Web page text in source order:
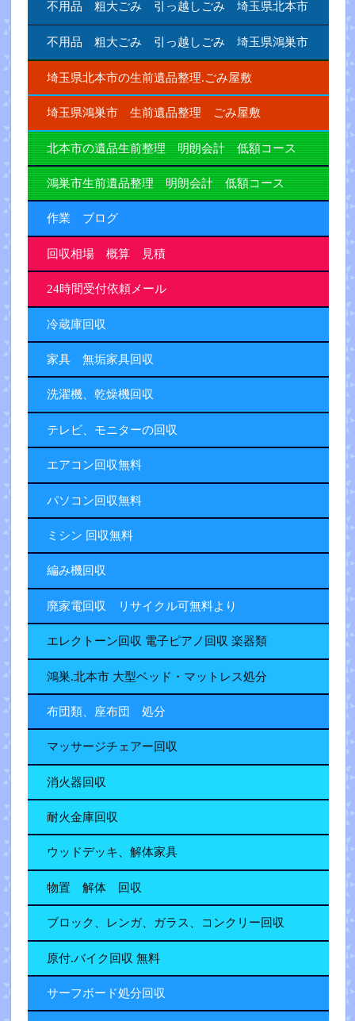
不用品 粗大ごみ 引っ越しごみ 埼玉県北本市
不用品 粗大ごみ 引っ越しごみ 埼玉県鴻巣市
埼玉県北本市の生前遺品整理.ごみ屋敷
埼玉県鴻巣市 生前遺品整理 ごみ屋敷
北本市の遺品生前整理 明朗会計 低額コース
鴻巣市生前遺品整理 明朗会計 低額コース
作業 ブログ
回収相場 概算 見積
24時間受付依頼メール
冷蔵庫回収
家具 無垢家具回収
洗濯機、乾燥機回収
テレビ、モニターの回収
エアコン回収無料
パソコン回収無料
ミシン 回収無料
編み機回収
廃家電回収 リサイクル可無料より
エレクトーン回収 電子ピアノ回収 楽器類
鴻巣.北本市 大型ベッド・マットレス処分
布団類、座布団 処分
マッサージチェアー回収
消火器回収
耐火金庫回収
ウッドデッキ、解体家具
物置 解体 回収
ブロック、レンガ、ガラス、コンクリー回収
原付.バイク回収 無料
サーフボード処分回収